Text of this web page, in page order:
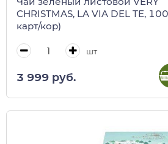
CHRISTMAS, LA VIA DEL TE,
карт/кор)
шт
3 999 руб.